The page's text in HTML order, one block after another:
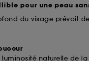
pour une peau
du visage prévoit
luminosité naturelle de